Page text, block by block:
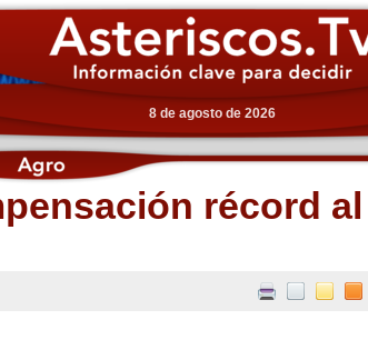
8 de agosto de 2026
récord al